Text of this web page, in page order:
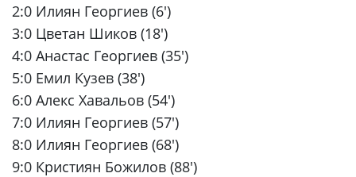
2:0 Илиян Георгиев (6')
3:0 Цветан Шиков (18')
4:0 Анастас Георгиев (35')
5:0 Емил Кузев (38')
6:0 Алекс Хавальов (54')
7:0 Илиян Георгиев (57')
8:0 Илиян Георгиев (68')
9:0 Кристиян Божилов (88')